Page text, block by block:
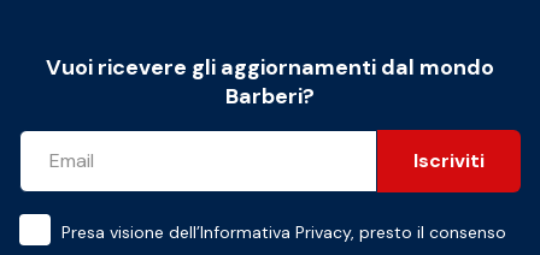
Vuoi ricevere gli aggiornamenti dal mondo
Barberi?
Iscriviti
Presa visione dell’Informativa Privacy, presto il consenso